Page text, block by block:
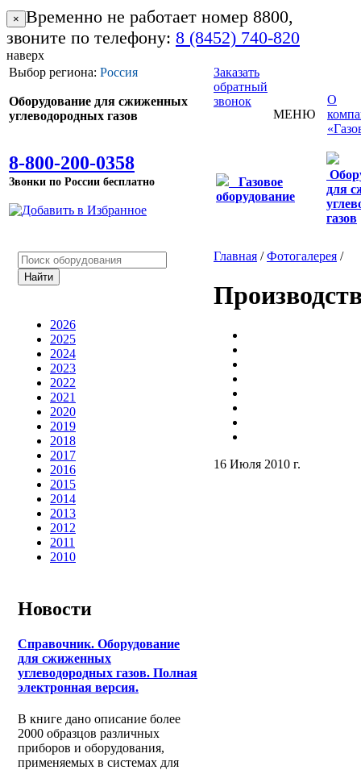
× Временно не работает номер 8800,
звоните по телефону: 8 (8452) 740-820
наверх
Выбор региона: Россия
Оборудование для сжиженных
углеводородных газов
8-800-200-0358
Звонки по России бесплатно
Заказать
обратный
звонок
МЕНЮ
О
Газовое
оборудование
для
газов
2026
2025
2024
2023
2022
2021
2020
2019
2018
2017
2016
2015
2014
2013
2012
2011
2010
Новости
Справочник. Оборудование
для сжиженных
углеводородных газов. Полная
электронная версия.
В книге дано описание более
2000 образцов различных
приборов и оборудования,
применяемых в системах для
Главная /Фотогалерея /
16 Июля 2010 г.